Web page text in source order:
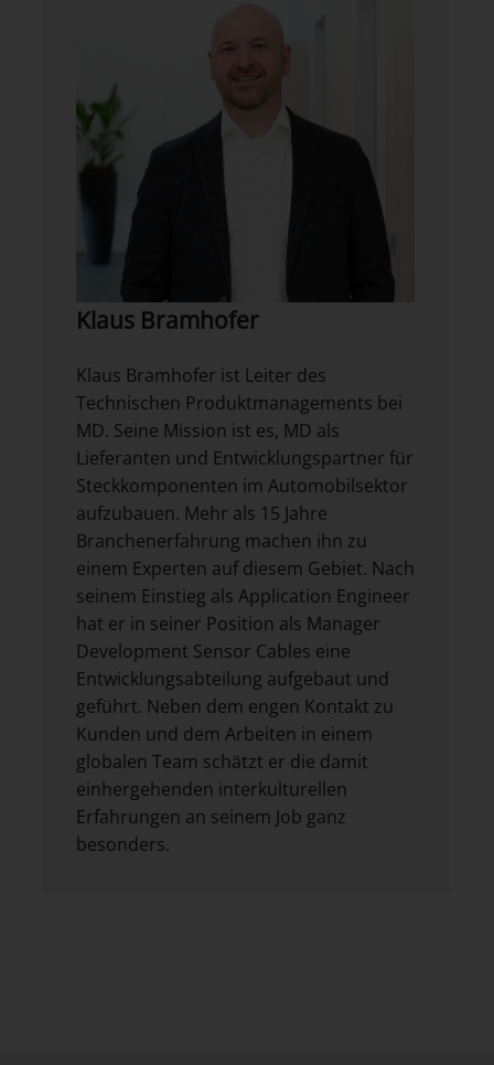
Klaus Bramhofer
Klaus Bramhofer ist Leiter des
Technischen Produktmanagements bei
MD. Seine Mission ist es, MD als
Lieferanten und Entwicklungspartner für
Steckkomponenten im Automobilsektor
aufzubauen. Mehr als 15 Jahre
Branchenerfahrung machen ihn zu
einem Experten auf diesem Gebiet. Nach
seinem Einstieg als Application Engineer
hat er in seiner Position als Manager
Development Sensor Cables eine
Entwicklungsabteilung aufgebaut und
geführt. Neben dem engen Kontakt zu
Kunden und dem Arbeiten in einem
globalen Team schätzt er die damit
einhergehenden interkulturellen
Erfahrungen an seinem Job ganz
besonders.